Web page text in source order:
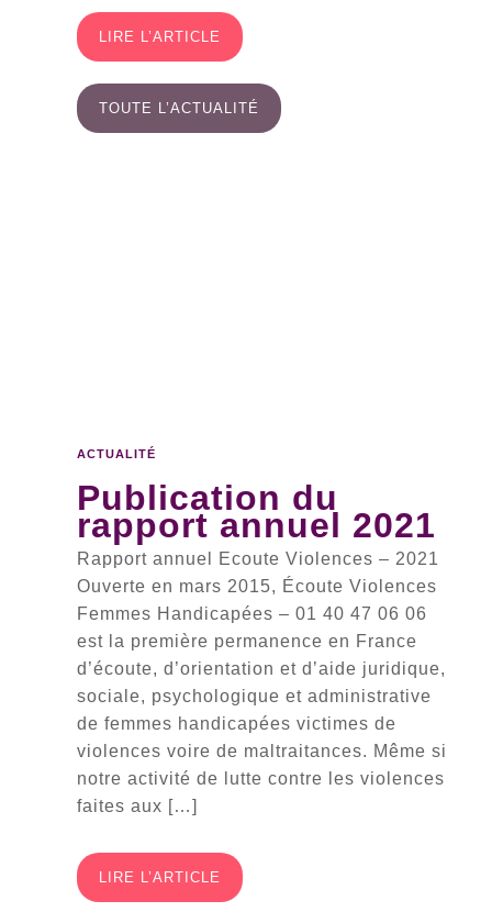
LIRE L’ARTICLE
TOUTE L’ACTUALITÉ
ACTUALITÉ
Publication du
rapport annuel 2021
Rapport annuel Ecoute Violences – 2021
Ouverte en mars 2015, Écoute Violences
Femmes Handicapées – 01 40 47 06 06
est la première permanence en France
d’écoute, d’orientation et d’aide juridique,
sociale, psychologique et administrative
de femmes handicapées victimes de
violences voire de maltraitances. Même si
notre activité de lutte contre les violences
faites aux […]
LIRE L’ARTICLE